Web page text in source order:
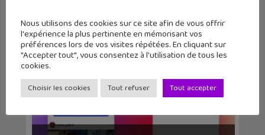
Nous utilisons des cookies sur ce site afin de vous offrir
l'expérience la plus pertinente en mémorisant vos
préférences lors de vos visites répétées. En cliquant sur
"Accepter tout", vous consentez à l'utilisation de tous les
cookies.
Choisir les cookies Tout refuser Tout accepter